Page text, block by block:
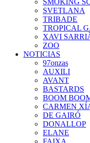
SMOKING
SVETLANA
TRIBADE
TROPICAL
XAVI
ZOO
NOTICIAS
97onzas
AUXILI
AVANT
BASTARDS
BOOM
CARMEN
DE GAIRÓ
DONALLOP
ELANE
FAIXA